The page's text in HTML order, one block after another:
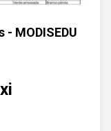
MODISEDU